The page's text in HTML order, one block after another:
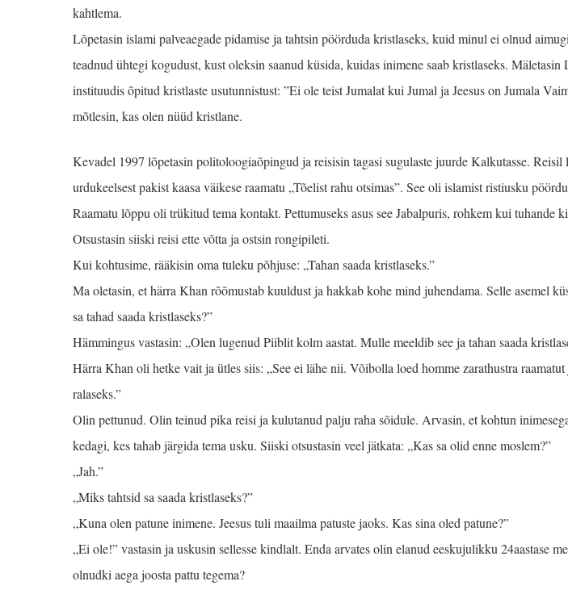
kahtlema.
Lõpetasin islami palve­aegade pidamise ja tahtsin pöörduda kristlaseks, kuid minul ei olnud
teadnud ühtegi kogudust, kust oleksin saanud küsida, kuidas inimene saab kristlaseks.
instituudis õpitud kristlaste usutunnistust: ”Ei ole teist Jumalat kui Jumal ja Jeesus on Jumala
mõtlesin, kas olen nüüd kristlane.
Kevadel 1997 lõpetasin politoloogiaõpingud ja reisisin tagasi sugulaste juurde Kalkutasse. Reisil
urdukeelsest pakist kaasa väikese raamatu „Tõelist rahu otsimas”. See oli islamist ristiusku
Raamatu lõppu oli trükitud tema kontakt. Pettumuseks asus see Jabalpuris, rohkem kui tuhande
Otsustasin siiski reisi ette võtta ja ostsin rongipileti.
Kui kohtusime, rääkisin oma tuleku põhjuse: „Tahan saada kristlaseks.”
Ma oletasin, et härra Khan rõõmustab kuuldust ja hakkab kohe mind juhendama. Selle asemel
sa tahad saada kristlaseks?”
Hämmingus vastasin: „Olen lugenud Piiblit kolm aastat. Mulle meeldib see ja tahan saada
Härra Khan oli hetke vait ja ütles siis: „See ei lähe nii. Võibolla loed homme zarathustra
ralaseks.”
Olin pettunud. Olin teinud pika reisi ja kulutanud palju raha sõidule. Arvasin, et kohtun
kedagi, kes tahab järgida tema usku. Siiski otsustasin veel jätkata: „Kas sa olid enne moslem?”
„Jah.”
„Miks tahtsid sa saada kristlaseks?”
„Kuna olen patune inimene. Jeesus tuli maailma patuste jaoks. Kas sina oled patune?”
„Ei ole!” vastasin ja uskusin sellesse kindlalt. Enda arvates olin elanud eeskujulikku 24aastase
olnudki aega joosta pattu tegema?